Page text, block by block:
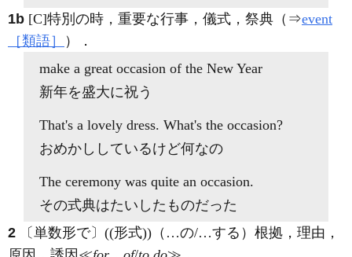
1b [C]特別の時，重要な行事，儀式，祭典（⇒event
［類語］
）
．
make a great occasion of the New Year
新年を盛大に祝う
That's a lovely dress. What's the occasion?
おめかししているけど何なの
The ceremony was quite an occasion.
その式典はたいしたものだった
2 〔単数形で〕((形式))（…の/…する）根拠，理由，